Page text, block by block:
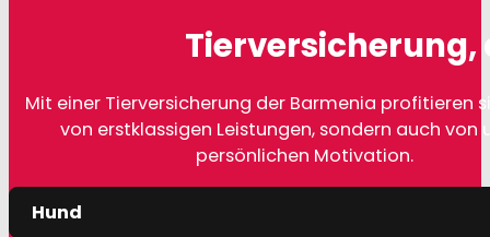
Tierversicherung,
Mit einer Tierversicherung der Barmenia profitieren
von erstklassigen Leistungen, sondern auch von
persönlichen Motivation.
Hund